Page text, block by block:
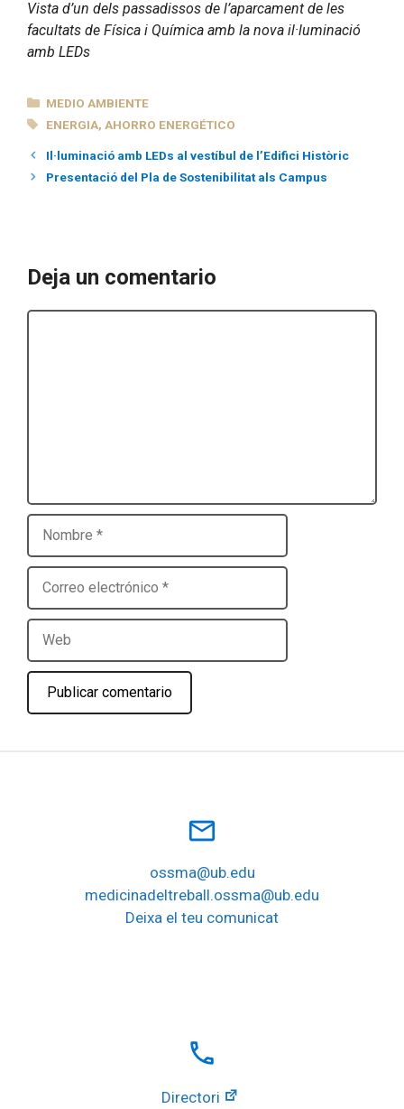
Vista d’un dels passadissos de l’aparcament de les
facultats de Física i Química amb la nova il·luminació
amb LEDs
CATEGORÍAS
MEDIO AMBIENTE
ETIQUETAS
ENERGIA, AHORRO ENERGÉTICO
Il·luminació amb LEDs al vestíbul de l’Edifici Històric
Presentació del Pla de Sostenibilitat als Campus
Deja un comentario
Nombre
Correo
electrónico
Web
mail_outline
ossma@ub.edu
medicinadeltreball.ossma@ub.edu
Deixa el teu comunicat
local_phone
Directori